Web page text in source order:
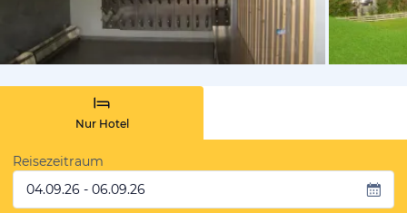
Nur Hotel
Reisezeitraum
04.09.26 - 06.09.26